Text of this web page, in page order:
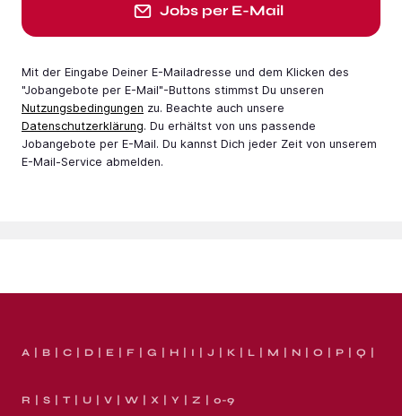
Jobs per E-Mail
Mit der Eingabe Deiner E-Mail­adresse und dem Klicken des
"Jobangebote per E-Mail"-Buttons stimmst Du unseren
Nutzungsbedingungen zu. Beachte auch unsere
Datenschutzerklärung. Du erhältst von uns passende
Jobangebote per E-Mail. Du kannst Dich jeder Zeit von unserem
E-Mail-Service abmelden.
A B C D E F G H I J K L M N O P Q
R S T U V W X Y Z 0-9